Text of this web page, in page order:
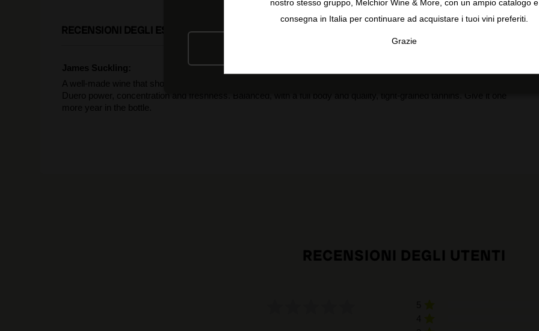
RECENSIONI DEGLI ESPERTI
James Suckling:
A well-made wine that shows aromas of blackberries, graphite, dark chocolate and fine spices. Typical Ribera del
Duero power, concentration and freshness. Balanced, with a full body and quality, tight-grained tannins. Give it one
more year in the bottle.
RECENSIONI DEGLI UTENTI
nostro stesso gruppo, Melchior Wine & More, con un ampio catalogo e
consegna in Italia per continuare ad acquistare i tuoi vini preferiti.
Grazie